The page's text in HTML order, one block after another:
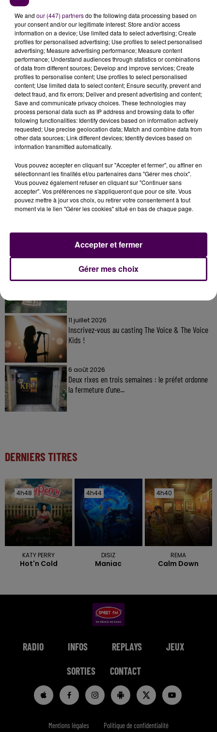
Plus en détail, une fois la pesée effectuée par le
Smirtom -syndicat en charge de la collecte et du tri
des déchets sur le territoire des pays de L’Aigle et de
la Marche, sur le canton de La Ferté-Fresnel, une
partie du Haut Perche ainsi que quatre communes
indépendantes-, cette sortie champêtre s'est
traduite par l'enlèvement de5,7 kilos d'ordures
ménagèressoit dix sacs de couleur blanche,10,45
kilos d'emballagessoit dix sacs jaunes,12,8 kilos de
verreet un peu plus de trois kilos de choses diverses
envoyées en déchetterie.
31 juillet 2026
Gagnez vos entrées à Terra Botanica !
11 juillet 2026
Inscrivez-vous au casting The Voice & The Voice
Kids !
6 août 2026
Deux rixes en trois semaines : le préfet ordonne
la fermeture d'une...
DERNIERS TITRES
4h48
4h48
KATY PERRY
Hot'n Cold
4h44
4h44
DISIZ
Maniac
4h40
4h40
REMA
Calm Down
RADIO INFOS REPLAYS JEUX
SORTIES CONTACT
Mentions légales Politique de confidentialité
We and our (447) partnersdo the following data processing based on
your consent and/or our legitimate interest: Store and/or access
information on a device; Use limited data to select advertising; Create
profiles for personalised advertising; Use profiles to select personalised
advertising; Measure advertising performance; Measure content
performance; Understand audiences through statistics or combinations
of data from different sources; Develop and improve services; Create
profiles to personalise content; Use profiles to select personalised
content; Use limited data to select content; Ensure security, prevent and
detect fraud, and fix errors; Deliver and present advertising and content;
Save and communicate privacy choices. These technologies may
process personal data such as IP address and browsing data to offer
following functionalities: Identify devices based on information actively
requested; Use precise geolocation data; Match and combine data from
other data sources; Link different devices; Identify devices based on
information transmitted automatically.
Vous pouvez accepter en cliquant sur "Accepter et fermer", ou affiner en
sélectionnant les finalités et/ou partenaires dans "Gérer mes choix".
Vous pouvez également refuser en cliquant sur "Continuer sans
accepter". Vos préférences ne s'appliqueront que pour ce site. Vous
pouvez mettre à jour vos choix, ou retirer votre consentement à tout
moment via le lien "Gérer les cookies" situé en bas de chaque page.
Gérer mes choix
Accepter et fermer